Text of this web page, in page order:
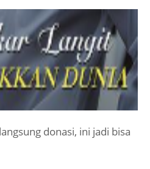
donasi, ini jadi bisa